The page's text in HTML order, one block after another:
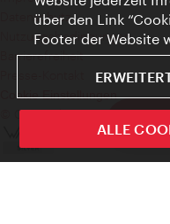
ivie -
Datenschutz
Nutzungsbedingungen
Barrierefreiheit
Cookie Einstellungen
© Copyright WienTourismus
über den Link
Footer der Website
ALLE